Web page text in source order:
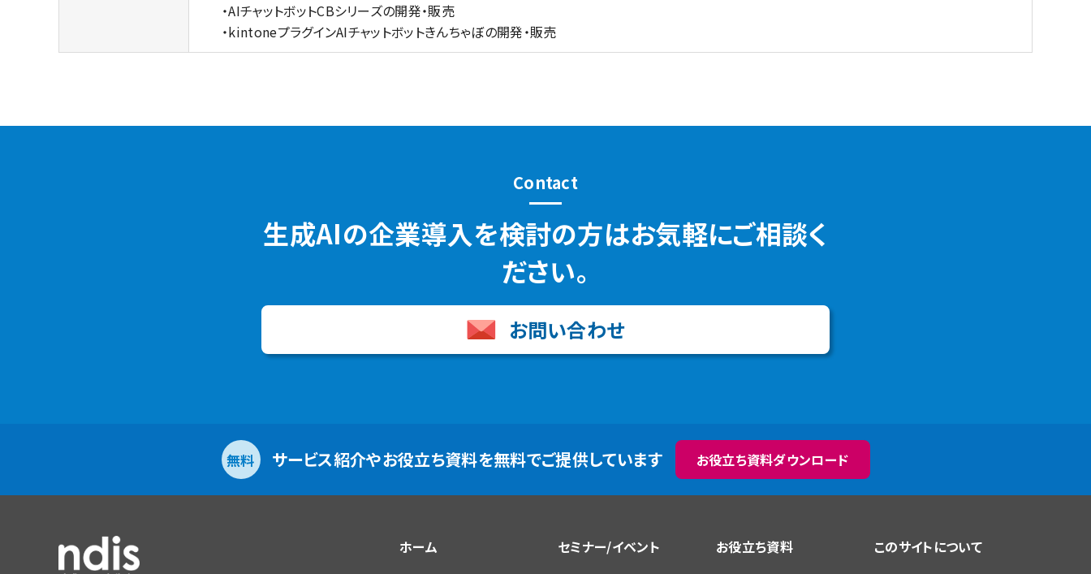
・AIチャットボットCBシリーズの開発・販売
・kintoneプラグインAIチャットボットきんちゃぼの開発・販売
Contact
生成AIの企業導入を検討の方はお気軽にご相談く
ださい。
お問い合わせ
無料 サービス紹介やお役立ち資料を無料でご提供しています お役立ち資料ダウンロード
ホーム
セミナー/イベント
お役立ち資料
このサイトについて